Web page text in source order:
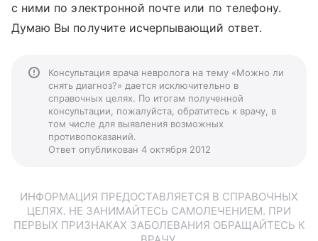
с ними по электронной почте или по телефону.
Думаю Вы получите исчерпывающий ответ.
Консультация врача невролога на тему «Можно ли
снять диагноз?» дается исключительно в
справочных целях. По итогам полученной
консультации, пожалуйста, обратитесь к врачу, в
том числе для выявления возможных
противопоказаний.
Ответ опубликован 4 октября 2012
ИНФОРМАЦИЯ ПРЕДОСТАВЛЯЕТСЯ В СПРАВОЧНЫХ
ЦЕЛЯХ. НЕ ЗАНИМАЙТЕСЬ САМОЛЕЧЕНИЕМ. ПРИ
ПЕРВЫХ ПРИЗНАКАХ ЗАБОЛЕВАНИЯ ОБРАЩАЙТЕСЬ К